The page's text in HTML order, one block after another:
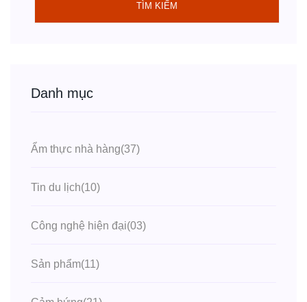
TÌM KIẾM
Danh mục
Ẩm thực nhà hàng(37)
Tin du lịch(10)
Công nghệ hiện đại(03)
Sản phẩm(11)